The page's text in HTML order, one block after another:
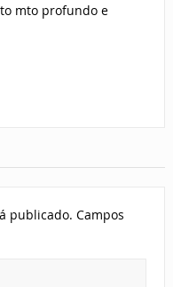
mto profundo e
publicado. Campos